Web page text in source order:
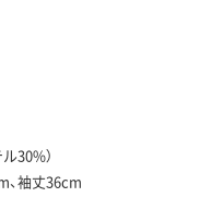
30%）
、袖丈36cm